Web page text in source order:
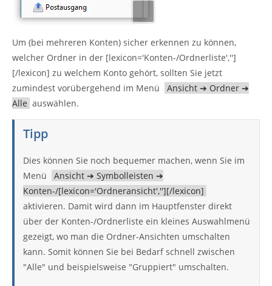
Um (bei mehreren Konten) sicher erkennen zu können,
welcher Ordner in der [lexicon='Konten-/Ordnerliste','']
[/lexicon] zu welchem Konto gehört, sollten Sie jetzt
zumindest vorübergehend im Menü
Ansicht ➔ Ordner ➔
Alle auswählen.
Tipp
Dies können Sie noch bequemer machen, wenn Sie im
Menü
Ansicht ➔ Symbolleisten ➔
Konten-/[lexicon='Ordneransicht',''][/lexicon]
aktivieren. Damit wird dann im Hauptfenster direkt
über der Konten-/Ordnerliste ein kleines Auswahlmenü
gezeigt, wo man die Ordner-Ansichten umschalten
kann. Somit können Sie bei Bedarf schnell zwischen
"Alle" und beispielsweise "Gruppiert" umschalten.